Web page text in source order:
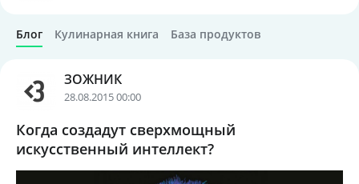
Блог Кулинарная книга База продуктов
ЗОЖНИК
28.08.2015 00:00
Когда создадут сверхмощный
искусственный интеллект?